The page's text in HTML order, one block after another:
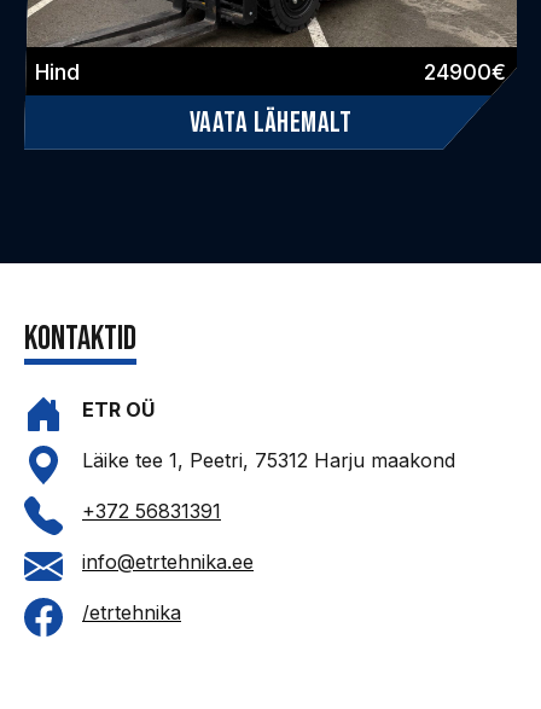
KAHVELTÕSTUK
Hind 24900€
Vaata lähemalt
kontaktid
ETR OÜ
Läike tee 1, Peetri, 75312 Harju maakond
+372 56831391
info@etrtehnika.ee
/etrtehnika